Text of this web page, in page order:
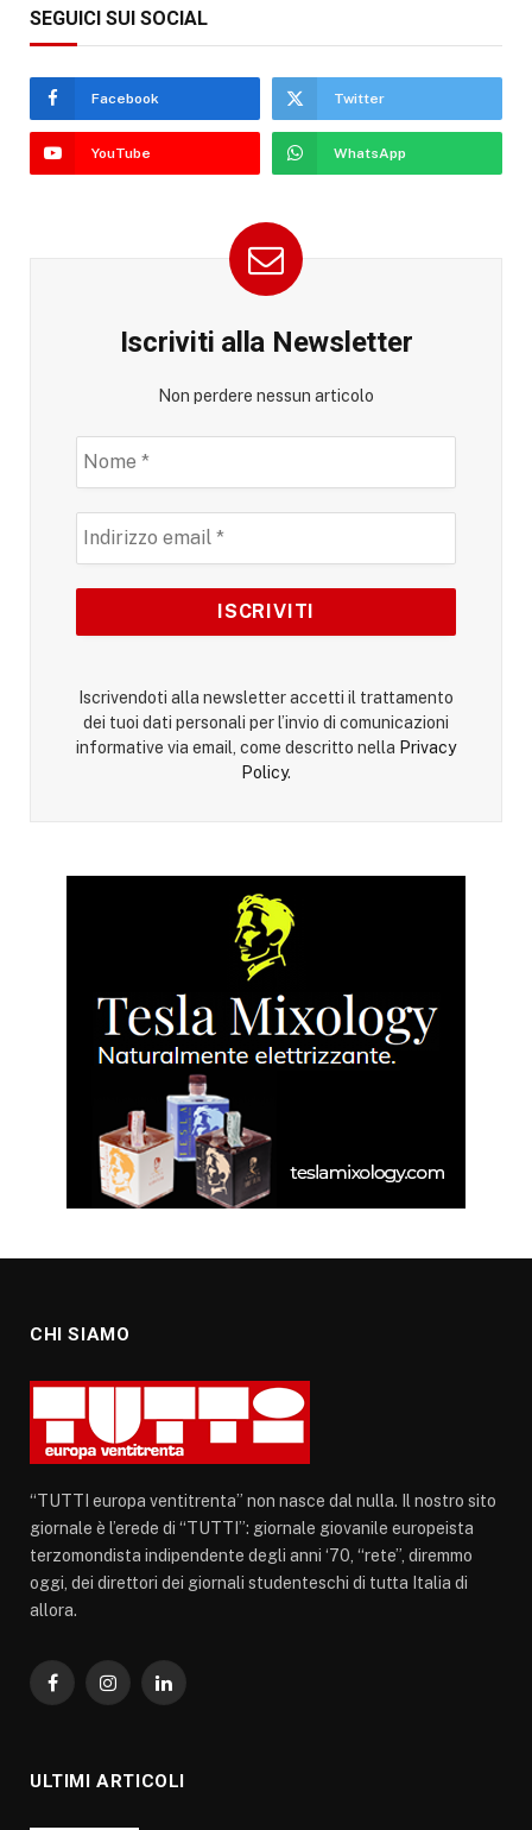
SEGUICI SUI SOCIAL
Facebook Twitter
YouTube WhatsApp
Iscriviti alla Newsletter
Non perdere nessun articolo
Iscrivendoti alla newsletter accetti il trattamento
dei tuoi dati personali per l’invio di comunicazioni
informative via email, come descritto nella Privacy
Policy.
CHI SIAMO
“TUTTI europa ventitrenta” non nasce dal nulla. Il nostro sito
giornale è l’erede di “TUTTI”: giornale giovanile europeista
terzomondista indipendente degli anni ‘70, “rete”, diremmo
oggi, dei direttori dei giornali studenteschi di tutta Italia di
allora.
FacebookInstagramLinkedIn
ULTIMI ARTICOLI